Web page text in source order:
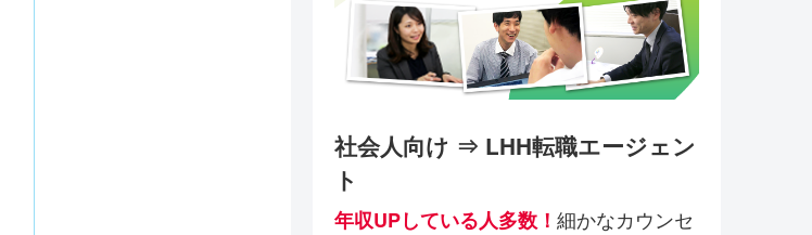
社会人向け ⇒ LHH転職エージェン
ト
年収UPしている人多数！ 細かなカウンセ